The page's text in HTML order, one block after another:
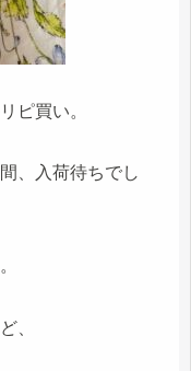
ピ買い。
、入荷待ちでし
、